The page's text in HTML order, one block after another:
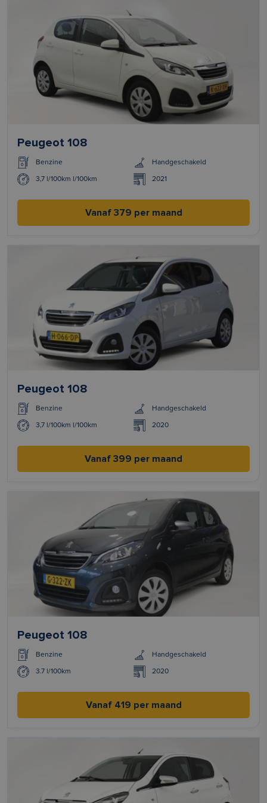
Peugeot 108
Benzine Handgeschakeld
3,7 l/100km l/100km 2021
Vanaf 379 per maand
Peugeot 108
Benzine Handgeschakeld
3,7 l/100km l/100km 2020
Vanaf 399 per maand
Peugeot 108
Benzine Handgeschakeld
3.7 l/100km 2020
Vanaf 419 per maand